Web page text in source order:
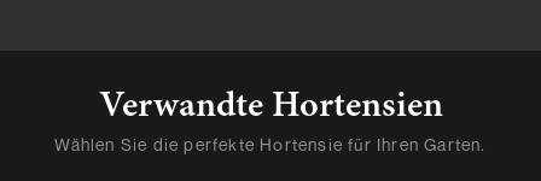
Wählen Sie die perfekte Hortensie für Ihren Garten.
Verwandte Hortensien